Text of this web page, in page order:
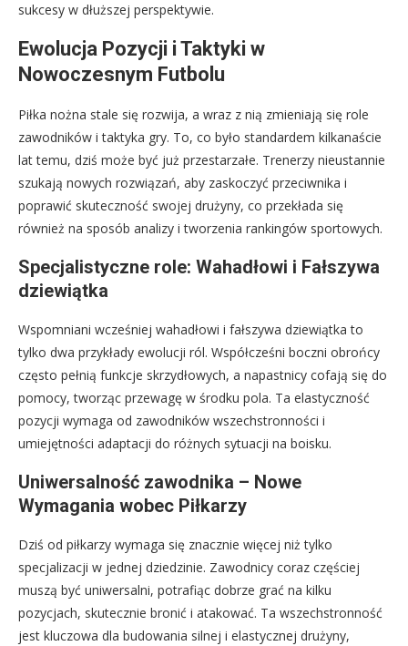
sukcesy w dłuższej perspektywie.
Ewolucja Pozycji i Taktyki w
Nowoczesnym Futbolu
Piłka nożna stale się rozwija, a wraz z nią zmieniają się role
zawodników i taktyka gry. To, co było standardem kilkanaście
lat temu, dziś może być już przestarzałe. Trenerzy nieustannie
szukają nowych rozwiązań, aby zaskoczyć przeciwnika i
poprawić skuteczność swojej drużyny, co przekłada się
również na sposób analizy i tworzenia rankingów sportowych.
Specjalistyczne role: Wahadłowi i Fałszywa
dziewiątka
Wspomniani wcześniej wahadłowi i fałszywa dziewiątka to
tylko dwa przykłady ewolucji ról. Współcześni boczni obrońcy
często pełnią funkcje skrzydłowych, a napastnicy cofają się do
pomocy, tworząc przewagę w środku pola. Ta elastyczność
pozycji wymaga od zawodników wszechstronności i
umiejętności adaptacji do różnych sytuacji na boisku.
Uniwersalność zawodnika – Nowe
Wymagania wobec Piłkarzy
Dziś od piłkarzy wymaga się znacznie więcej niż tylko
specjalizacji w jednej dziedzinie. Zawodnicy coraz częściej
muszą być uniwersalni, potrafiąc dobrze grać na kilku
pozycjach, skutecznie bronić i atakować. Ta wszechstronność
jest kluczowa dla budowania silnej i elastycznej drużyny,